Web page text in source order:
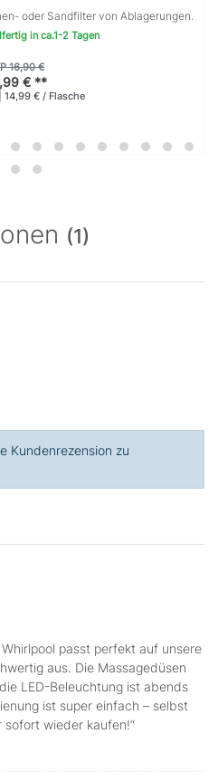
oder Sandfilter von Ablagerungen.
in ca.1-2 Tagen
16,90 €
€ **
| 14,99 € / Flasche
(1)
Kundenrezension zu
passt perfekt auf unsere
aus. Die Massagedüsen
LED-Beleuchtung ist abends
ist super einfach – selbst
wieder kaufen!“